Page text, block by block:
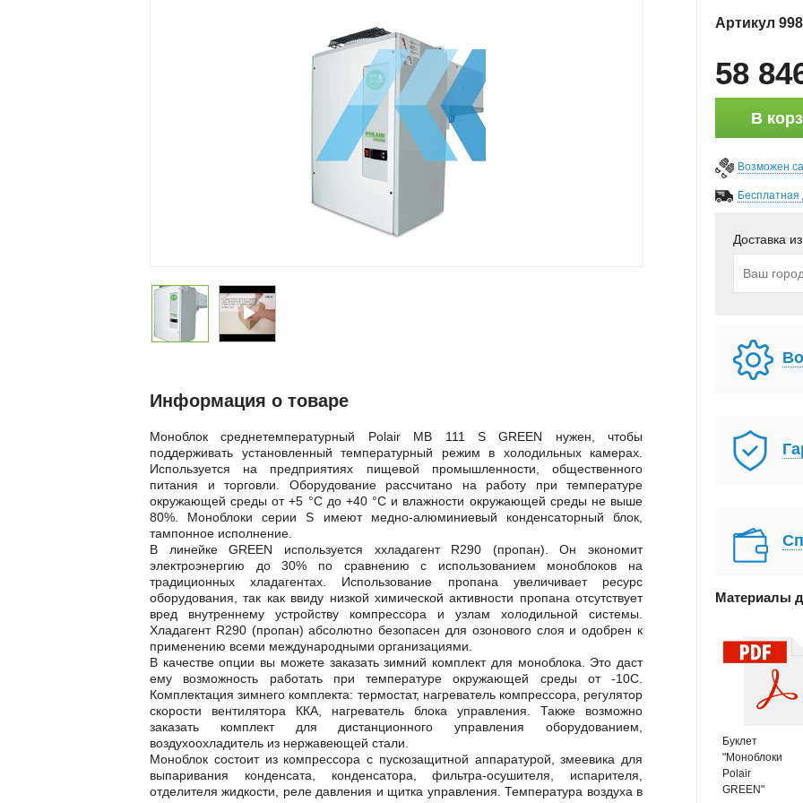
Артикул
58
В
Возможен
Бесплатная
Доставка
Материалы
Буклет
"Моноблоки
Polair
GREEN"
Информация о товаре
Моноблок среднетемпературный Polair MB 111 S GREEN нужен, чтобы
поддерживать установленный температурный режим в холодильных камерах.
Используется на предприятиях пищевой промышленности, общественного
питания и торговли. Оборудование рассчитано на работу при температуре
окружающей среды от +5 °С до +40 °С и влажности окружающей среды не выше
80%. Моноблоки серии S имеют медно-алюминиевый конденсаторный блок,
тампонное исполнение.
В линейке GREEN используется ххладагент R290 (пропан). Он экономит
электроэнергию до 30% по сравнению с использованием моноблоков на
традиционных хладагентах. Использование пропана увеличивает ресурс
оборудования, так как ввиду низкой химической активности пропана отсутствует
вред внутреннему устройству компрессора и узлам холодильной системы.
Хладагент R290 (пропан) абсолютно безопасен для озонового слоя и одобрен к
применению всеми международными организациями.
В качестве опции вы можете заказать зимний комплект для моноблока. Это даст
ему возможность работать при температуре окружающей среды от -10С.
Комплектация зимнего комплекта: термостат, нагреватель компрессора, регулятор
скорости вентилятора ККА, нагреватель блока управления. Также возможно
заказать комплект для дистанционного управления оборудованием,
воздухоохладитель из нержавеющей стали.
Моноблок состоит из компрессора с пускозащитной аппаратурой, змеевика для
выпаривания конденсата, конденсатора, фильтра-осушителя, испарителя,
отделителя жидкости, реле давления и щитка управления. Температура воздуха в